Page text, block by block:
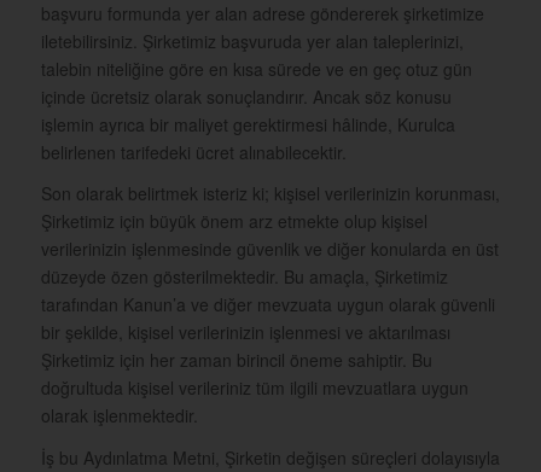
başvuru formunda yer alan adrese göndererek şirketimize
iletebilirsiniz. Şirketimiz başvuruda yer alan taleplerinizi,
talebin niteliğine göre en kısa sürede ve en geç otuz gün
içinde ücretsiz olarak sonuçlandırır. Ancak söz konusu
işlemin ayrıca bir maliyet gerektirmesi hâlinde, Kurulca
belirlenen tarifedeki ücret alınabilecektir.
Son olarak belirtmek isteriz ki; kişisel verilerinizin korunması,
Şirketimiz için büyük önem arz etmekte olup kişisel
verilerinizin işlenmesinde güvenlik ve diğer konularda en üst
düzeyde özen gösterilmektedir. Bu amaçla, Şirketimiz
tarafından Kanun’a ve diğer mevzuata uygun olarak güvenli
bir şekilde, kişisel verilerinizin işlenmesi ve aktarılması
Şirketimiz için her zaman birincil öneme sahiptir. Bu
doğrultuda kişisel verileriniz tüm ilgili mevzuatlara uygun
olarak işlenmektedir.
İş bu Aydınlatma Metni, Şirketin değişen süreçleri dolayısıyla